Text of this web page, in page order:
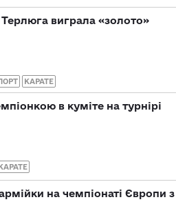
виграла «золото»
КАРАТЕ
в куміте на турнірі
на чемпіонаті Європи з